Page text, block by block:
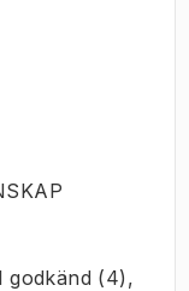
godkänd (4),